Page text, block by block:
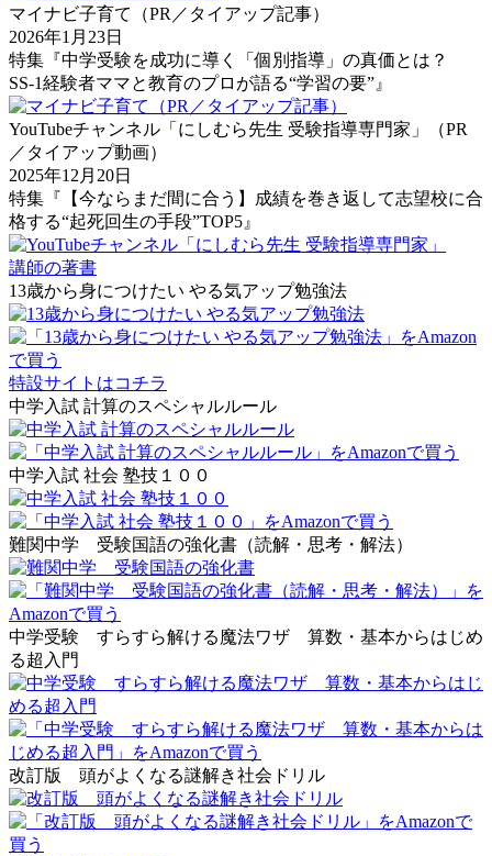
マイナビ子育て（PR／タイアップ記事）
2026年1月23日
特集『中学受験を成功に導く「個別指導」の真価とは？
SS-1経験者ママと教育のプロが語る“学習の要”』
YouTubeチャンネル「にしむら先生 受験指導専門家」（PR
／タイアップ動画）
2025年12月20日
特集『【今ならまだ間に合う】成績を巻き返して志望校に合
格する“起死回生の手段”TOP5』
講師の著書
13歳から身につけたい やる気アップ勉強法
特設サイトはコチラ
中学入試 計算のスペシャルルール
中学入試 社会 塾技１００
難関中学 受験国語の強化書（読解・思考・解法）
中学受験 すらすら解ける魔法ワザ 算数・基本からはじめ
る超入門
改訂版 頭がよくなる謎解き社会ドリル